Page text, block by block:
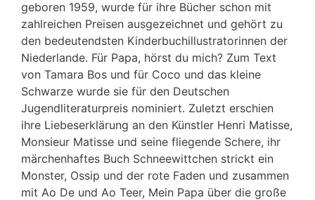
geboren 1959, wurde für ihre Bücher schon mit
zahlreichen Preisen ausgezeichnet und gehört zu
den bedeutendsten Kinderbuchillustratorinnen der
Niederlande. Für Papa, hörst du mich? Zum Text
von Tamara Bos und für Coco und das kleine
Schwarze wurde sie für den Deutschen
Jugendliteraturpreis nominiert. Zuletzt erschien
ihre Liebeserklärung an den Künstler Henri Matisse,
Monsieur Matisse und seine fliegende Schere, ihr
märchenhaftes Buch Schneewittchen strickt ein
Monster, Ossip und der rote Faden und zusammen
mit Ao De und Ao Teer, Mein Papa über die große